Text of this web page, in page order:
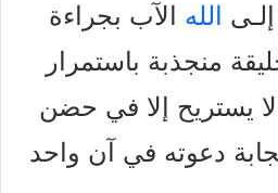
الله الآب بجراءة
منجذبة باستمرار
لا يستريح إلا في حضن
دعوته في آن واحد